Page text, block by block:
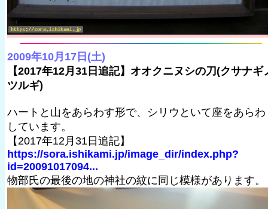
2009年10月17日(土)
【2017年12月31日追記】オオクニヌシの刀(クサナギ
ツルギ)
ハートと山をあらわす形で、シリウといて座をあらわ
しています。
【2017年12月31日追記】
https://sora.ishikami.jp/image_dir/index.php?
id=20091017094...
物部氏の最後の地の神社の紋に同じ模様があります。